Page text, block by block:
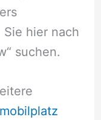
hier nach
suchen.